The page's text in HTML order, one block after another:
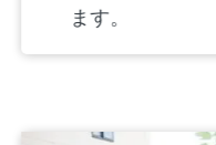
ます。